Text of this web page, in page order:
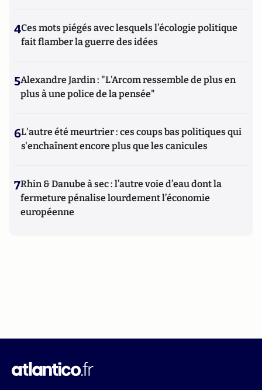
4Ces mots piégés avec lesquels l’écologie politique
fait flamber la guerre des idées
5Alexandre Jardin : "L'Arcom ressemble de plus en
plus à une police de la pensée"
6L'autre été meurtrier : ces coups bas politiques qui
s'enchaînent encore plus que les canicules
7Rhin & Danube à sec : l’autre voie d’eau dont la
fermeture pénalise lourdement l’économie
européenne